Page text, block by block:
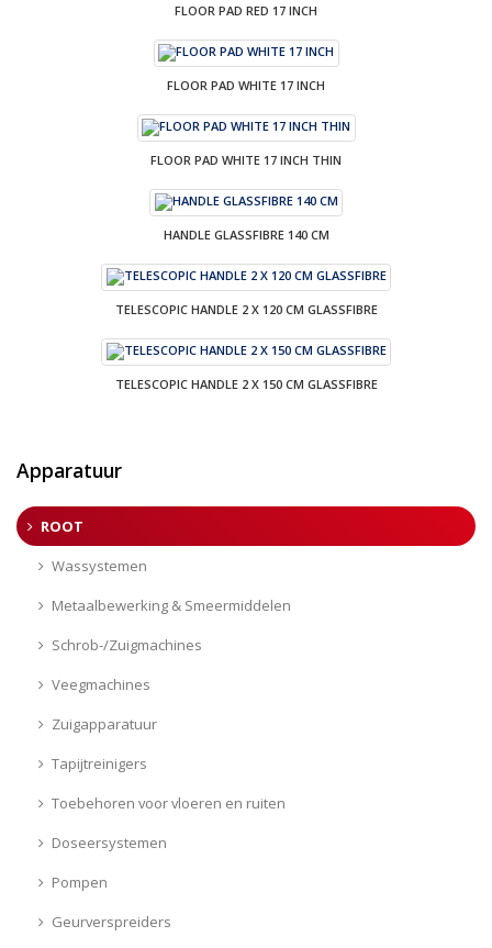
FLOOR PAD RED 17 INCH
FLOOR PAD WHITE 17 INCH
FLOOR PAD WHITE 17 INCH THIN
HANDLE GLASSFIBRE 140 CM
TELESCOPIC HANDLE 2 X 120 CM GLASSFIBRE
TELESCOPIC HANDLE 2 X 150 CM GLASSFIBRE
Apparatuur
ROOT
Wassystemen
Metaalbewerking & Smeermiddelen
Schrob-/Zuigmachines
Veegmachines
Zuigapparatuur
Tapijtreinigers
Toebehoren voor vloeren en ruiten
Doseersystemen
Pompen
Geurverspreiders